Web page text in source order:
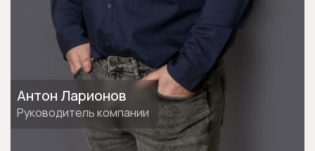
Антон Ларионов
Руководитель компании